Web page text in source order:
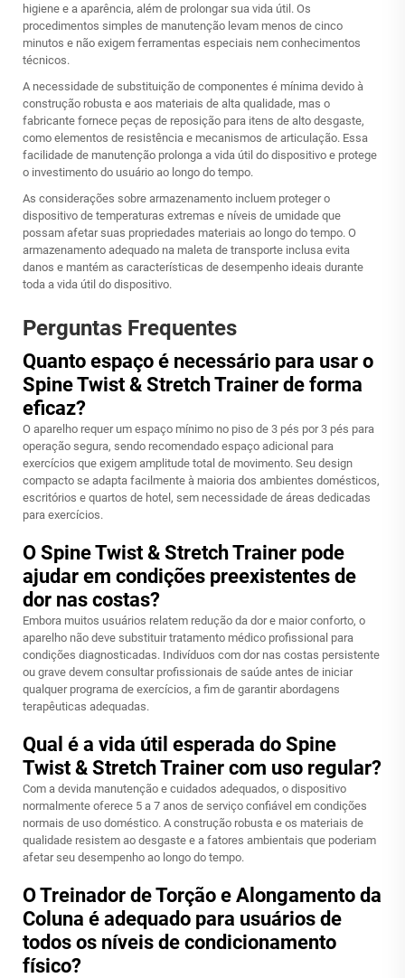
higiene e a aparência, além de prolongar sua vida útil. Os
procedimentos simples de manutenção levam menos de cinco
minutos e não exigem ferramentas especiais nem conhecimentos
técnicos.
A necessidade de substituição de componentes é mínima devido à
construção robusta e aos materiais de alta qualidade, mas o
fabricante fornece peças de reposição para itens de alto desgaste,
como elementos de resistência e mecanismos de articulação. Essa
facilidade de manutenção prolonga a vida útil do dispositivo e protege
o investimento do usuário ao longo do tempo.
As considerações sobre armazenamento incluem proteger o
dispositivo de temperaturas extremas e níveis de umidade que
possam afetar suas propriedades materiais ao longo do tempo. O
armazenamento adequado na maleta de transporte inclusa evita
danos e mantém as características de desempenho ideais durante
toda a vida útil do dispositivo.
Perguntas Frequentes
Quanto espaço é necessário para usar o
Spine Twist & Stretch Trainer de forma
eficaz?
O aparelho requer um espaço mínimo no piso de 3 pés por 3 pés para
operação segura, sendo recomendado espaço adicional para
exercícios que exigem amplitude total de movimento. Seu design
compacto se adapta facilmente à maioria dos ambientes domésticos,
escritórios e quartos de hotel, sem necessidade de áreas dedicadas
para exercícios.
O Spine Twist & Stretch Trainer pode
ajudar em condições preexistentes de
dor nas costas?
Embora muitos usuários relatem redução da dor e maior conforto, o
aparelho não deve substituir tratamento médico profissional para
condições diagnosticadas. Indivíduos com dor nas costas persistente
ou grave devem consultar profissionais de saúde antes de iniciar
qualquer programa de exercícios, a fim de garantir abordagens
terapêuticas adequadas.
Qual é a vida útil esperada do Spine
Twist & Stretch Trainer com uso regular?
Com a devida manutenção e cuidados adequados, o dispositivo
normalmente oferece 5 a 7 anos de serviço confiável em condições
normais de uso doméstico. A construção robusta e os materiais de
qualidade resistem ao desgaste e a fatores ambientais que poderiam
afetar seu desempenho ao longo do tempo.
O Treinador de Torção e Alongamento da
Coluna é adequado para usuários de
todos os níveis de condicionamento
físico?